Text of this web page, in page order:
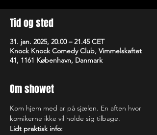
Tid og sted
31. jan. 2025, 20.00 – 21.45 CET
Knock Knock Comedy Club, Vimmelskaftet
41, 1161 København, Danmark
Om showet
Kom hjem med ar på sjælen. En aften hvor
komikerne ikke vil holde sig tilbage.
Lidt praktisk info: